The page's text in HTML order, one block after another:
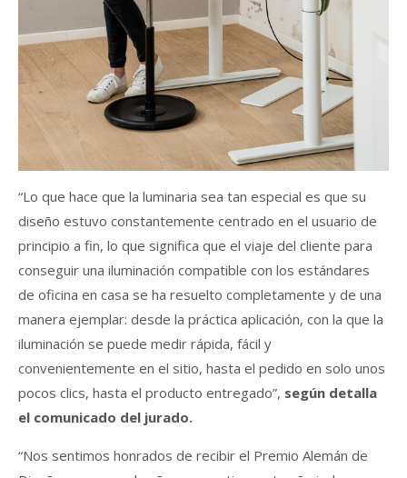
“Lo que hace que la luminaria sea tan especial es que su
diseño estuvo constantemente centrado en el usuario de
principio a fin, lo que significa que el viaje del cliente para
conseguir una iluminación compatible con los estándares
de oficina en casa se ha resuelto completamente y de una
manera ejemplar: desde la práctica aplicación, con la que la
iluminación se puede medir rápida, fácil y
convenientemente en el sitio, hasta el pedido en solo unos
pocos clics, hasta el producto entregado”, según detalla
el comunicado del jurado.
“Nos sentimos honrados de recibir el Premio Alemán de